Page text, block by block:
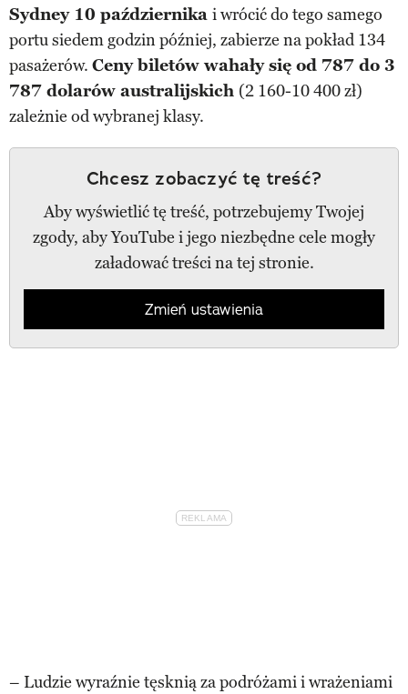
Sydney 10 października i wrócić do tego samego
portu siedem godzin później, zabierze na pokład 134
pasażerów. Ceny biletów wahały się od 787 do 3
787 dolarów australijskich (2 160-10 400 zł)
zależnie od wybranej klasy.
Chcesz zobaczyć tę treść?
Aby wyświetlić tę treść, potrzebujemy Twojej
zgody, aby YouTube i jego niezbędne cele mogły
załadować treści na tej stronie.
Zmień ustawienia
– Ludzie wyraźnie tęsknią za podróżami i wrażeniami